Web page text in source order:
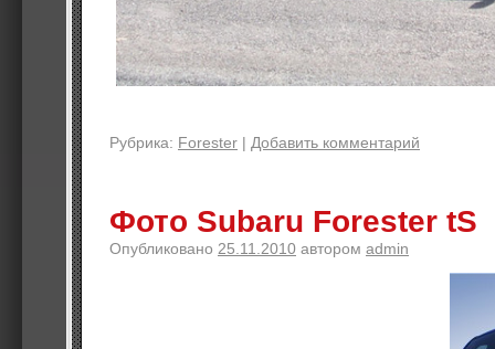
Рубрика: Forester | Добавить комментарий
Фото Subaru Forester tS
Опубликовано 25.11.2010 автором admin